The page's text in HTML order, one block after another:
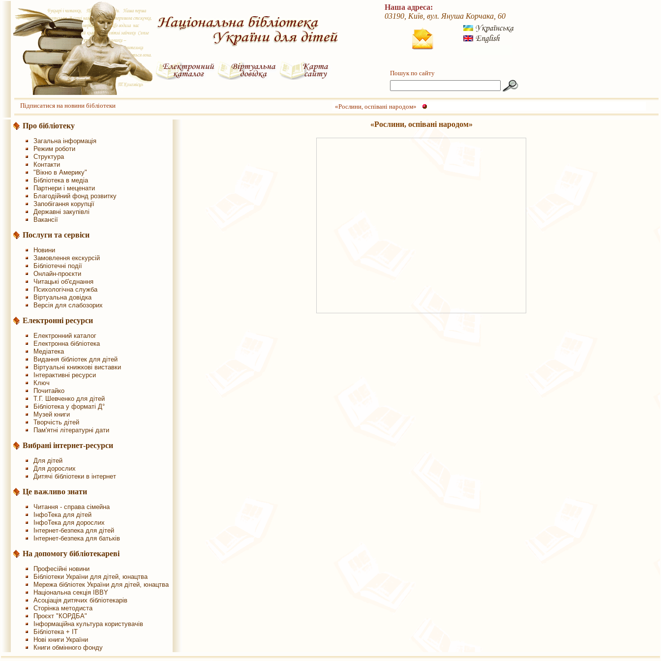
Наша адреса:
03190, Київ, вул. Януша Корчака, 60
Пошук по сайту
Підписатися на новини бібліотеки «Рослини, оспівані народом»
Про бібліотеку
Загальна інформація
Режим роботи
Структура
Контакти
"Вікно в Америку"
Бібліотека в медіа
Партнери і меценати
Благодійний фонд розвитку
Запобігання корупції
Державні закупівлі
Вакансії
Послуги та сервіси
Новини
Замовлення екскурсій
Бібліотечні події
Онлайн-проєкти
Читацькі об'єднання
Психологічна служба
Віртуальна довідка
Версія для слабозорих
Електронні ресурси
Електронний каталог
Електронна бібліотека
Медіатека
Видання бібліотек для дітей
Віртуальні книжкові виставки
Інтерактивні ресурси
Ключ
Почитайко
Т.Г. Шевченко для дітей
Бібліотека у форматі Д°
Музей книги
Творчість дітей
Пам'ятні літературні дати
Вибрані інтернет-ресурси
Для дітей
Для дорослих
Дитячі бібліотеки в інтернет
Це важливо знати
Читання - справа сімейна
ІнфоТека для дітей
ІнфоТека для дорослих
Інтернет-безпека для дітей
Інтернет-безпека для батьків
На допомогу бібліотекареві
Професійні новини
Бібліотеки України для дітей, юнацтва
Мережа бібліотек України для дітей, юнацтва
Національна секція IBBY
Асоціація дитячих бібліотекарів
Сторінка методиста
Проєкт "КОРДБА"
Інформаційна культура користувачів
Бібліотека + IT
Нові книги України
Книги обмінного фонду
«Рослини, оспівані народом»